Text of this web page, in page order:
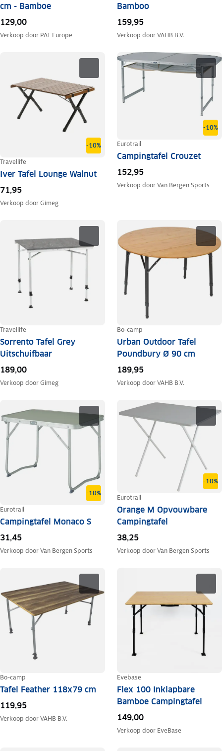
cm - Bamboe
129,00
Verkoop door PAT Europe
Bamboo
159,95
Verkoop doorVAHB B.V.
-10%
Travellife
Iver Tafel Lounge Walnut
71,95
Verkoop doorGimeg
-10%
Eurotrail
Campingtafel Crouzet
152,95
Verkoop doorVan Bergen Sports
Travellife
Sorrento Tafel Grey
Uitschuifbaar
189,00
Verkoop doorGimeg
Bo-camp
Urban Outdoor Tafel
Poundbury Ø 90 cm
189,95
Verkoop doorVAHB B.V.
-10%
Eurotrail
Campingtafel Monaco S
31,45
Verkoop doorVan Bergen Sports
-10%
Eurotrail
Orange M Opvouwbare
Campingtafel
38,25
Verkoop doorVan Bergen Sports
Bo-camp
Tafel Feather 118x79 cm
119,95
Verkoop doorVAHB B.V.
Evebase
Flex 100 Inklapbare
Bamboe Campingtafel
149,00
Verkoop door EveBase